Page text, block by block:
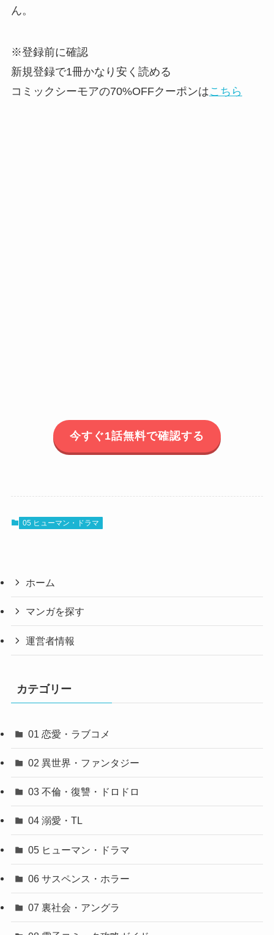
ん。
※登録前に確認
新規登録で1冊かなり安く読める
コミックシーモアの70%OFFクーポンはこちら
今すぐ1話無料で確認する
05 ヒューマン・ドラマ
ホーム
マンガを探す
運営者情報
カテゴリー
01 恋愛・ラブコメ
02 異世界・ファンタジー
03 不倫・復讐・ドロドロ
04 溺愛・TL
05 ヒューマン・ドラマ
06 サスペンス・ホラー
07 裏社会・アングラ